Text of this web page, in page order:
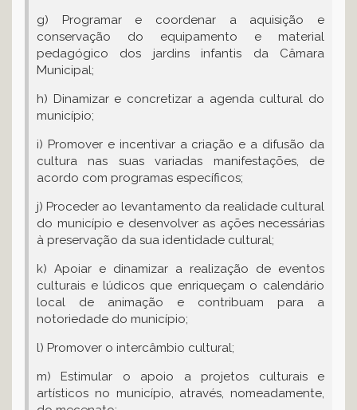
g) Programar e coordenar a aquisição e
conservação do equipamento e material
pedagógico dos jardins infantis da Câmara
Municipal;
h) Dinamizar e concretizar a agenda cultural do
município;
i) Promover e incentivar a criação e a difusão da
cultura nas suas variadas manifestações, de
acordo com programas específicos;
j) Proceder ao levantamento da realidade cultural
do município e desenvolver as ações necessárias
à preservação da sua identidade cultural;
k) Apoiar e dinamizar a realização de eventos
culturais e lúdicos que enriqueçam o calendário
local de animação e contribuam para a
notoriedade do município;
l) Promover o intercâmbio cultural;
m) Estimular o apoio a projetos culturais e
artísticos no município, através, nomeadamente,